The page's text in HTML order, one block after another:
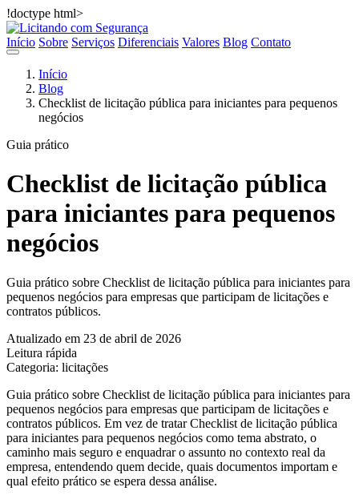
!doctype html>
Início Sobre Serviços Diferenciais Valores Blog Contato
Início
Blog
Checklist de licitação pública para iniciantes para pequenos
negócios
Guia prático
Checklist de licitação pública
para iniciantes para pequenos
negócios
Guia prático sobre Checklist de licitação pública para iniciantes para
pequenos negócios para empresas que participam de licitações e
contratos públicos.
Atualizado em 23 de abril de 2026
Leitura rápida
Categoria: licitações
Guia prático sobre Checklist de licitação pública para iniciantes para
pequenos negócios para empresas que participam de licitações e
contratos públicos. Em vez de tratar Checklist de licitação pública
para iniciantes para pequenos negócios como tema abstrato, o
caminho mais seguro e enquadrar o assunto no contexto real da
empresa, entendendo quem decide, quais documentos importam e
qual efeito prático se espera dessa análise.